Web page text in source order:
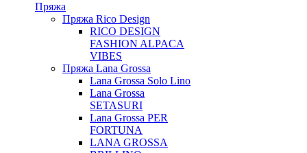
Пряжа
Пряжа Rico Design
RICO DESIGN
FASHION ALPACA
VIBES
Пряжа Lana Grossa
Lana Grossa Solo Lino
Lana Grossa
SETASURI
Lana Grossa PER
FORTUNA
LANA GROSSA